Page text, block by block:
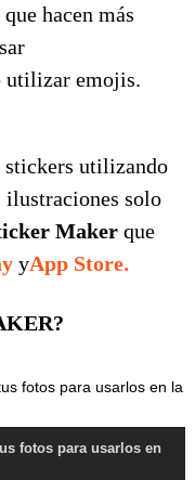
hacen más
utilizar emojis.
stickers utilizando
ilustraciones solo
Makerque
yApp Store.
fotos para usarlos en